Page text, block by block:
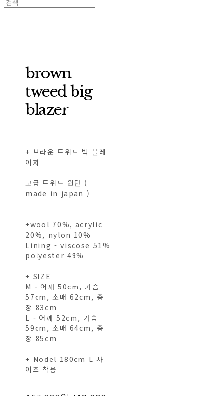
brown
tweed big
blazer
+ 브라운 트위드 빅 블레
이져
고급 트위드 원단 (
made in japan )
+wool 70%, acrylic
20%, nylon 10%
Lining - viscose 51%
polyester 49%
+ SIZE
M - 어깨 50cm, 가슴
57cm, 소매 62cm, 총
장 83cm
L - 어깨 52cm, 가슴
59cm, 소매 64cm, 총
장 85cm
+ Model 180cm L 사
이즈 착용